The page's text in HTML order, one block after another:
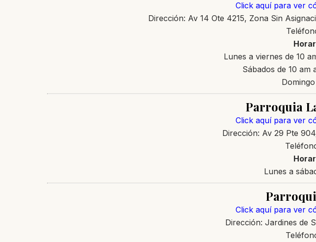
Click aquí para ver
Dirección: Av 14 Ote 4215, Zona Sin
Lunes a viernes de 10
Sábados de 10 am
Parroquia
Click aquí para ver
Dirección: Av 29 Pte
Lunes a
Click aquí para ver
Dirección: Jardines de